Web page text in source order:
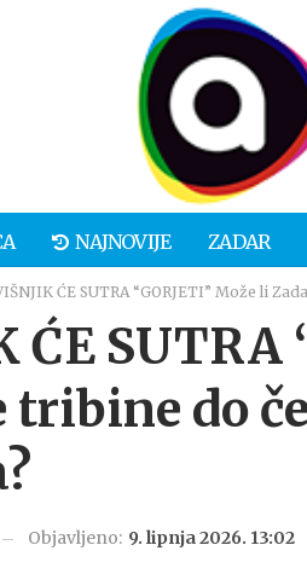
NAJNOVIJE ZADAR
ĆE SUTRA “GORJETI” Može li
ĆE SUTRA
tribine do
Objavljeno: 9. lipnja 2026. 13:02